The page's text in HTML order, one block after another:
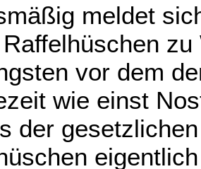
meldet
vor dem
wie einst
der